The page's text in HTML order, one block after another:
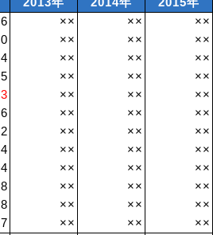
×× ××
××
×× ××
××
×× ××
××
×× ××
××
×× ××
××
×× ××
××
×× ××
××
×× ××
××
×× ××
××
×× ××
××
×× ××
××
×× ××
××